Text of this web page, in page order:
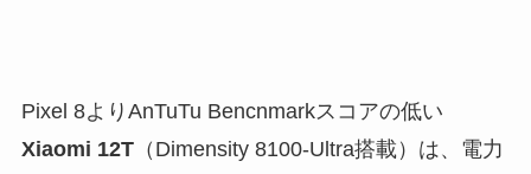
Pixel 8よりAnTuTu Bencnmarkスコアの低い
Xiaomi 12T（Dimensity 8100-Ultra搭載）は、電力